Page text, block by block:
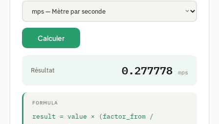
Calculer
Résultat 0.277778 mps
FORMULA
result = value × (factor_from /